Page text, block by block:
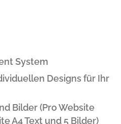
System
Designs für Ihr
Bilder (Pro Website
A4 Text und 5 Bilder)